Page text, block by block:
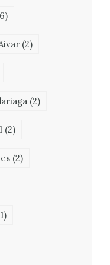
(2)
(2)
(2)
(2)